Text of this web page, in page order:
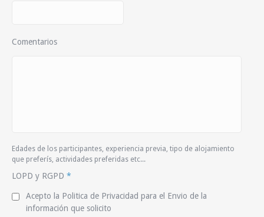
Comentarios
Edades de los participantes, experiencia previa, tipo de alojamiento
que preferís, actividades preferidas etc...
LOPD y RGPD *
Acepto la Politica de Privacidad para el Envio de la
información que solicito